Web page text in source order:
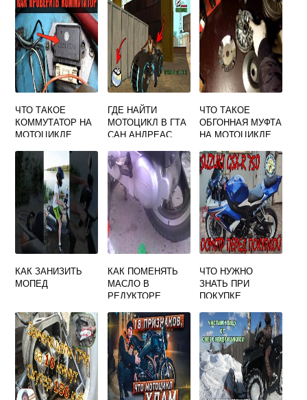
ЧТО ТАКОЕ
КОММУТАТОР НА
МОТОЦИКЛЕ
ГДЕ НАЙТИ
МОТОЦИКЛ В ГТА
САН АНДРЕАС
ЧТО ТАКОЕ
ОБГОННАЯ МУФТА
НА МОТОЦИКЛЕ
КАК ЗАНИЗИТЬ
МОПЕД
КАК ПОМЕНЯТЬ
МАСЛО В
РЕДУКТОРЕ
ЧТО НУЖНО
ЗНАТЬ ПРИ
ПОКУПКЕ
СУЗУКИ GSX R 750
2000 ГОДА